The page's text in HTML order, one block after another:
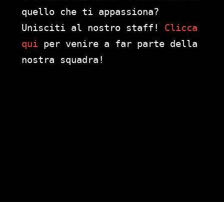
quello che ti appassiona?
Unisciti al nostro staff! Clicca
qui per venire a far parte della
nostra squadra!